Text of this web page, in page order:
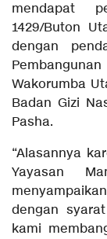
mendapat
1429/Buton
dengan
Wakorumba
Badan Gizi
Pasha.
“Alasannya
Yayasan
dengan
kami